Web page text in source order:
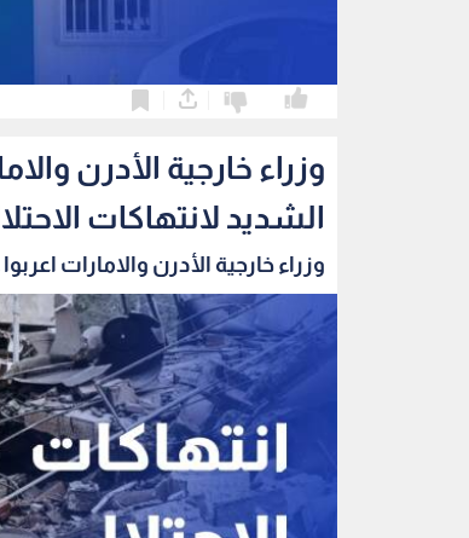
وزراء خارجية الأدرن
الشديد لانتهاكات
وزراء خارجية الأدرن والامارات